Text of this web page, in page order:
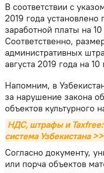
В соответствии с
2019 года
заработной платы на
Соответственно,
административных
августа 2019 года на
Напомним, в
за нарушение закона
объектов культурного
НДС, штрафы и Taxfree:
система Узбекистана >>
Согласно документу,
или порча объектов